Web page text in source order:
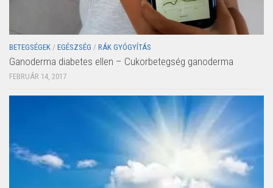
BETEGSÉGEK / EGÉSZSÉG / RÁK GYÓGYÍTÁS
Ganoderma diabetes ellen – Cukorbetegség ganoderma
FEBRUÁR 14, 2017